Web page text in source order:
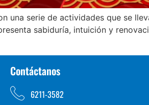
una serie de actividades que se
sabiduría, intuición y
Contáctanos
6211-3582